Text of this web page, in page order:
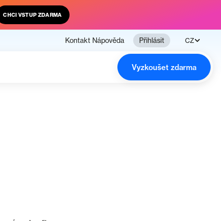
CHCI VSTUP ZDARMA
Kontakt Nápověda Přihlásit CZ
Vyzkoušet zdarma